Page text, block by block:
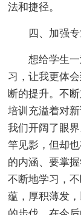
法和捷径。
四、加强
想给学生
习，让我更体
断的提升。不
培训充溢着对
我们开阔了眼
竿见影，但却
的内涵、要掌
不断地学习，
蕴，厚积薄发